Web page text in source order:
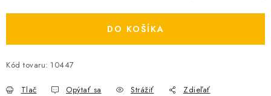
DO KOŠÍKA
Kód tovaru: 10447
Tlač Opýtať sa Strážiť Zdieľať